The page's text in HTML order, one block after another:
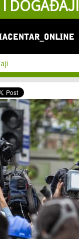
DOGAĐAJI